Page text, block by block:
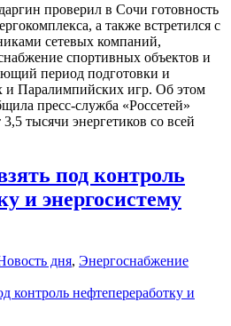
проверил в Сочи готовность
а также встретился с
сетевых компаний,
спортивных объектов и
период подготовки и
и Паралимпийских игр. Об этом
пресс-служба «Россетей»
тысячи энергетиков со всей
под контроль
и энергосистему
дня, Энергоснабжение